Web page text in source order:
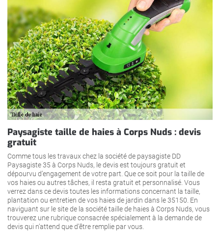
Paysagiste taille de haies à Corps Nuds : devis
gratuit
Comme tous les travaux chez la société de paysagiste DD
Paysagiste 35 à Corps Nuds, le devis est toujours gratuit et
dépourvu d’engagement de votre part. Que ce soit pour la taille de
vos haies ou autres tâches, il resta gratuit et personnalisé. Vous
verrez dans ce devis toutes les informations concernant la taille,
plantation ou entretien de vos haies de jardin dans le 35150. En
naviguant sur le site de la société taille de haies à Corps Nuds, vous
trouverez une rubrique consacrée spécialement à la demande de
devis qui n’attend que d’être remplie par vous.